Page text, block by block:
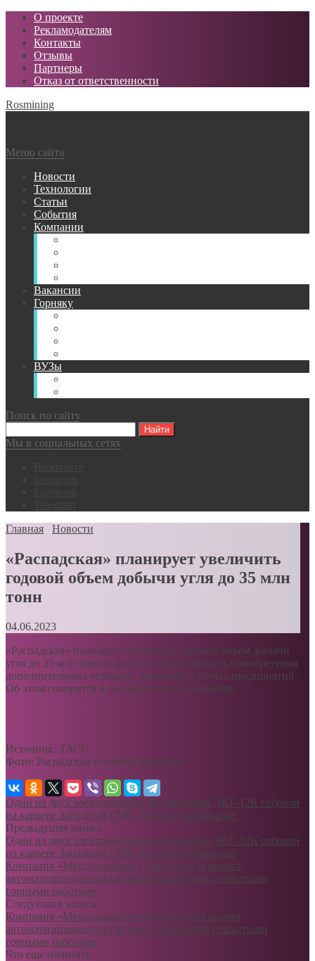
О проекте
Рекламодателям
Контакты
Отзывы
Партнеры
Отказ от ответственности
Rosmining
Меню сайта
Новости
Технологии
Статьи
События
Компании
Вакансии
Горняку
ВУЗы
Поиск по сайту
Мы в социальных сетях
Главная
Новости
«Распадская» планирует увеличить
годовой объем добычи угля до 35 млн
тонн
04.06.2023
«Распадская» планирует увеличить годовой объем добычи
угля до 35 млн тонн и допускает возможность приобретения
дополнительных угольных лицензий и новых предприятий.
Об этом говорится в годовом отчете компании.
Источник: ТАСС
Фото: Распадская угольная компания
Один из двух электрических экскаваторов ЭКГ-12К собрали
на карьере Западный ГМК Удокан в Забайкалье
Предыдущая запись
Один из двух электрических экскаваторов ЭКГ-12К собрали
на карьере Западный ГМК Удокан в Забайкалье
Компания «Металлоинвест» представила проект
автоматизированной системы управления открытыми
горными работами
Следующая запись
Компания «Металлоинвест» представила проект
автоматизированной системы управления открытыми
горными работами
Что еще почитать